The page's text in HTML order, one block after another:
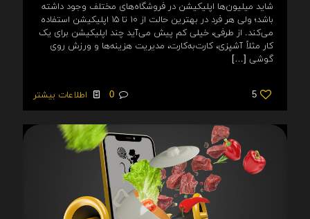
شاید میلیون‌ها اپلیکیشن در فروشگاه‌های مختلف وجود داشته
باشد؛ ولی هر فرد در بهترین حالت از ۱۰ تا ۱۵ اپلیکیشن استفاده
می‌کند. از طرفی، خیلی کم پیش می‌آید چند اپلیکیشن برای یک
کار مثلاً آشپزی، کارت‌به‌کارت، مدیریت هزینه‌ها و ورزش روی
گوشی […]
5
0 اطلاعات بیشتر